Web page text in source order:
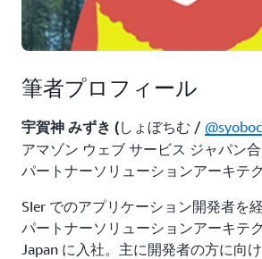
筆者プロフィール
宇賀神 みずき (しょぼちむ /
アマゾン ウェブ サービス ジャパン
パートナーソリューションアーキテ
SIer でのアプリケーション開発者を
パートナーソリューションアーキテ
Japan に入社。主に開発者の方に向